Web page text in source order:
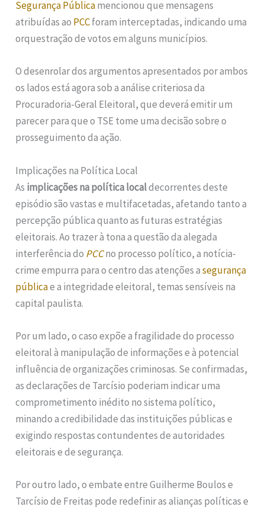
Segurança Públicamencionou que mensagens
atribuídas ao PCCforam interceptadas, indicando uma
orquestração de votos em alguns municípios.
O desenrolar dos argumentos apresentados por ambos
os lados está agora sob a análise criteriosa da
Procuradoria-Geral Eleitoral, que deverá emitir um
parecer para que o TSE tome uma decisão sobre o
prosseguimento da ação.
Implicações na Política Local
As implicações na política localdecorrentes deste
episódio são vastas e multifacetadas, afetando tanto a
percepção pública quanto as futuras estratégias
eleitorais. Ao trazer à tona a questão da alegada
interferência do PCCno processo político, a notícia-
crime empurra para o centro das atenções asegurança
públicae a integridade eleitoral, temas sensíveis na
capital paulista.
Por um lado, o caso expõe a fragilidade do processo
eleitoral à manipulação de informações e à potencial
influência de organizações criminosas. Se confirmadas,
as declarações de Tarcísio poderiam indicar uma
comprometimento inédito no sistema político,
minando a credibilidade das instituições públicas e
exigindo respostas contundentes de autoridades
eleitorais e de segurança.
Por outro lado, o embate entre Guilherme Boulos e
Tarcísio de Freitas pode redefinir as alianças políticas e